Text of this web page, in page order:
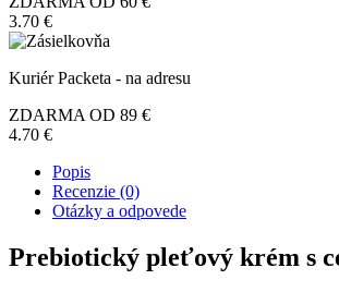
3.70 €
Kuriér Packeta - na adresu
ZDARMA OD 89 €
4.70 €
Popis
Recenzie (0)
Otázky a odpovede
Prebiotický pleťový krém s